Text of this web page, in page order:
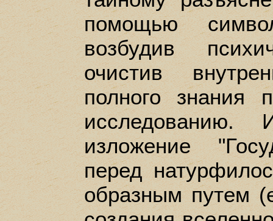
помощью
возбудив
очистив
полного знания
изложение
перед
образным путем